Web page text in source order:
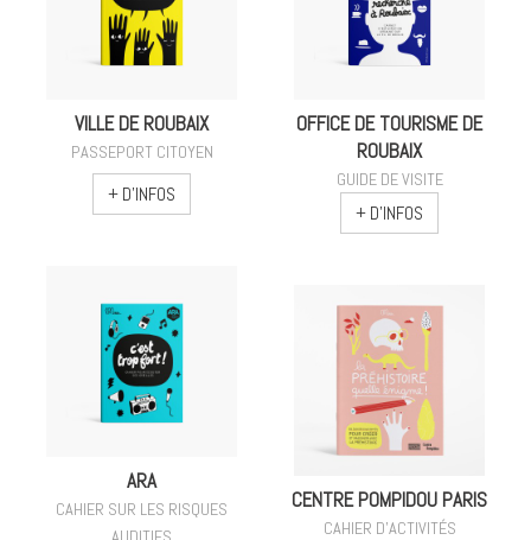
VILLE DE ROUBAIX
PASSEPORT CITOYEN
+ D'INFOS
OFFICE DE TOURISME DE
ROUBAIX
GUIDE DE VISITE
+ D'INFOS
ARA
CAHIER SUR LES RISQUES
CENTRE POMPIDOU PARIS
CAHIER D'ACTIVITÉS